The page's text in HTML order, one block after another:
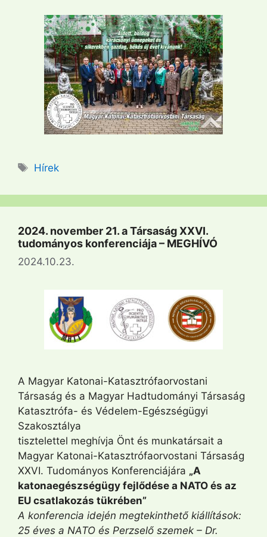
Címkék
Hírek
2024. november 21. a Társaság XXVI.
tudományos konferenciája – MEGHÍVÓ
2024.10.23.
A Magyar Katonai-Katasztrófaorvostani
Társaság és a Magyar Hadtudományi Társaság
Katasztrófa- és Védelem-Egészségügyi
Szakosztálya
tisztelettel meghívja Önt és munkatársait a
Magyar Katonai-Katasztrófaorvostani Társaság
XXVI. Tudományos Konferenciájára „A
katonaegészségügy fejlődése a NATO és az
EU csatlakozás tükrében”
A konferencia idején megtekinthető kiállítások:
25 éves a NATO és Perzselő szemek – Dr.